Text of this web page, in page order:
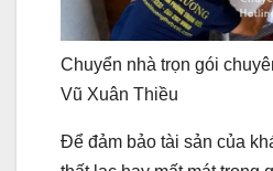
Chuyển nhà trọn gói
Vũ Xuân Thiều
Để đảm bảo tài sản của